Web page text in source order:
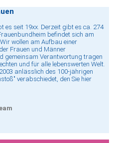
es seit 19xx. Derzeit gibt es ca. 274
befindet sich am
wollen am Aufbau einer
Frauen und Männer
gemeinsam Verantwortung tragen
und für alle lebenswerten Welt.
anlässlich des 100-jährigen
verabschiedet, den Sie hier